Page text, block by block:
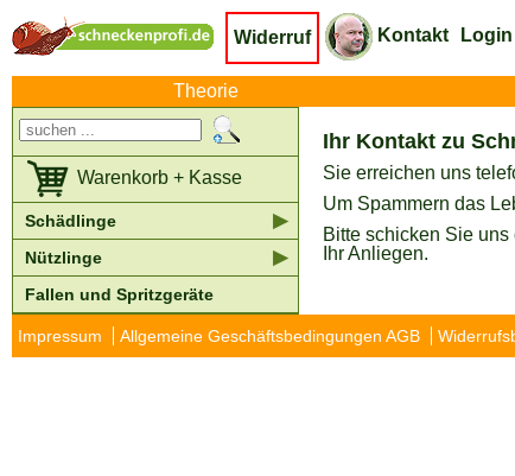
Widerruf Kontakt Login
Ihr Kontakt zu
Sie erreichen uns
Um Spammern das
Bitte schicken Sie
Ihr Anliegen.
Warenkorb + Kasse
Schädlinge ▶
Nützlinge ▶
Fallen und Spritzgeräte
Theorie
Impressum Allgemeine Geschäftsbedingungen AGB